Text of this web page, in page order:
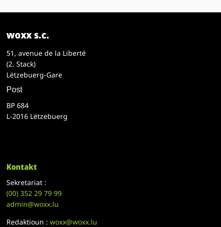
woxx s.c.
51, avenue de la Liberté
(2. Stack)
Lëtzebuerg-Gare
Post
BP 684
L-2016 Lëtzebuerg
Kontakt
Sekretariat :
(00)352 29 79 99
admin@woxx.lu
Redaktioun :woxx@woxx.lu